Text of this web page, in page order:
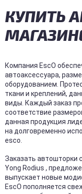
КУПИТЬ
МАГАЗИНЕ
Компания EscO
автоаксессуара,
оборудованием.
ткани и креплений,
виды. Каждый заказ
соответствие
данная продукция
на долговременно
esco.
Заказать автошторки
Yong Rodius ,
выпускает новые
EscO пополняется